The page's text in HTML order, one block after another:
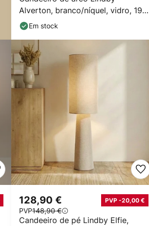
Alverton, branco/níquel, vidro, 197
cmEm stock
Candeeiro de pé Lindby Elfie,
128,90 € PVP -20,00 €
PVP148,90 €